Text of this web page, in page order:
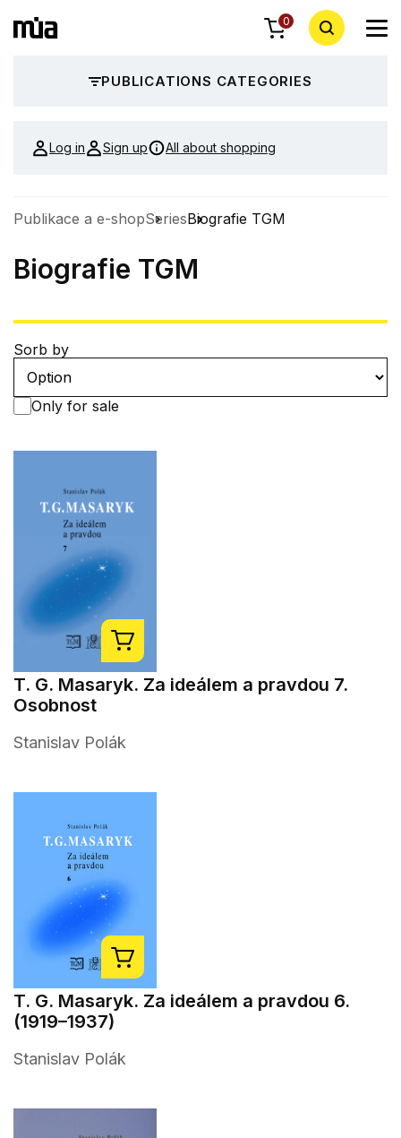
0
PUBLICATIONS CATEGORIES
Log in Sign up All about shopping
Publikace a e-shopSeriesBiografie TGM
Biografie TGM
Sorb by
Only for sale
T. G. Masaryk. Za ideálem a pravdou 7.
Osobnost
Stanislav Polák
T. G. Masaryk. Za ideálem a pravdou 6.
(1919–1937)
Stanislav Polák